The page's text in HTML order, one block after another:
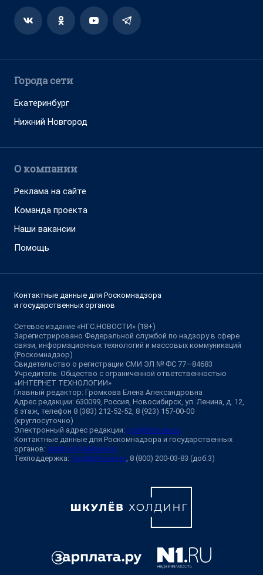
Города сети
Екатеринбург
Нижний Новгород
О компании
Реклама на сайте
Команда проекта
Наши вакансии
Помощь
Контактные данные для Роскомнадзора
и государственных органов
Сетевое издание «НГС.НОВОСТИ» (18+)
Зарегистрировано Федеральной службой по надзору в сфере
связи, информационных технологий и массовых коммуникаций
(Роскомнадзор)
Свидетельство о регистрации СМИ ЭЛ № ФС 77—84683
Учредитель: Общество с ограниченной ответственностью
«ИНТЕРНЕТ ТЕХНОЛОГИИ»
Главный редактор: Громкова Елена Александровна
Адрес редакции: 630099, Россия, Новосибирск, ул. Ленина, д. 12,
6 этаж, телефон 8 (383) 212-52-52, 8 (923) 157-00-00
(круглосуточно)
Электронный адрес редакции: ngs@shkulev.ru
Контактные данные для Роскомнадзора и государственных
органов: juristnsk@shkulev.ru
Техподдержка: help@shkulev.ru, 8 (800) 200-03-83 (доб.3)